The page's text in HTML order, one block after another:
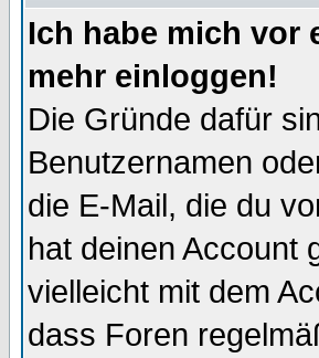
Ich habe mich vor
mehr einloggen!
Die Gründe dafür
Benutzernamen
die E-Mail, die du
hat deinen Account
vielleicht mit dem
dass Foren